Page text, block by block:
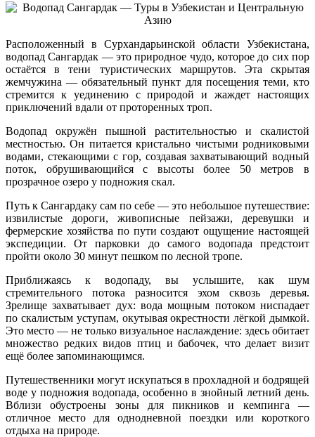
Расположенный в Сурхандарьинской области Узбекистана,
водопад Сангардак — это природное чудо, которое до сих пор
остаётся в тени туристических маршрутов. Эта скрытая
жемчужина — обязательный пункт для посещения теми, кто
стремится к уединению с природой и жаждет настоящих
приключений вдали от проторенных троп.
Водопад окружён пышной растительностью и скалистой
местностью. Он питается кристально чистыми родниковыми
водами, стекающими с гор, создавая захватывающий водный
поток, обрушивающийся с высоты более 50 метров в
прозрачное озеро у подножия скал.
Путь к Сангардаку сам по себе — это небольшое путешествие:
извилистые дороги, живописные пейзажи, деревушки и
фермерские хозяйства по пути создают ощущение настоящей
экспедиции. От парковки до самого водопада предстоит
пройти около 30 минут пешком по лесной тропе.
Приближаясь к водопаду, вы услышите, как шум
стремительного потока разносится эхом сквозь деревья.
Зрелище захватывает дух: вода мощным потоком ниспадает
по скалистым уступам, окутывая окрестности лёгкой дымкой.
Это место — не только визуальное наслаждение: здесь обитает
множество редких видов птиц и бабочек, что делает визит
ещё более запоминающимся.
Путешественники могут искупаться в прохладной и бодрящей
воде у подножия водопада, особенно в знойный летний день.
Вблизи обустроены зоны для пикников и кемпинга —
отличное место для однодневной поездки или короткого
отдыха на природе.